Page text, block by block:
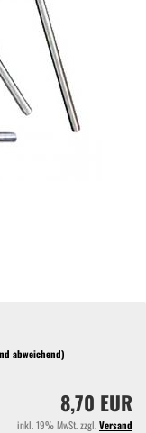
abweichend)
8,70 EUR
inkl. 19% MwSt. zzgl.Versand